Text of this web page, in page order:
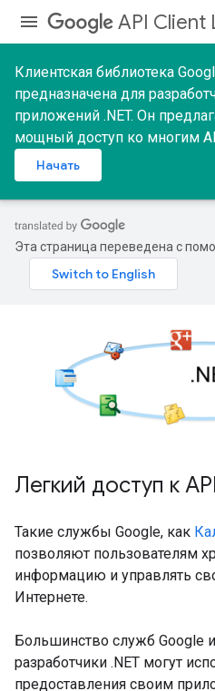
API Client
Клиентская библиотека
предназначена для
приложений .NET. Он
мощный доступ ко многим
Начать
Эта страница переведена с
Легкий доступ к
Такие службы Google, как
позволяют пользователям
информацию и управлять
Интернете.
Большинство служб Google
разработчики .NET могут
предоставления своим